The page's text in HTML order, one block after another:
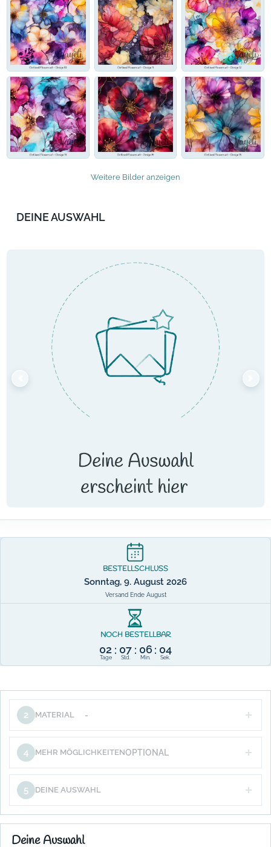
Weitere Bilder anzeigen
DEINE AUSWAHL
BESTELLSCHLUSS
Sonntag, 9. August 2026
Versand Ende August
NOCH BESTELLBAR
02
Tage
: 07
Std.
: 06
Min.
: 04
Sek.
2 MATERIAL -
4 MEHR MÖGLICHKEITENOPTIONAL
5 DEINE AUSWAHL
Deine Auswahl